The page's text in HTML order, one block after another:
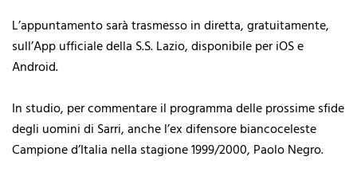
L’appuntamento sarà trasmesso in diretta, gratuitamente,
sull’App ufficiale della S.S. Lazio, disponibile per iOS e
Android.
In studio, per commentare il programma delle prossime sfide
degli uomini di Sarri, anche l’ex difensore biancoceleste
Campione d’Italia nella stagione 1999/2000, Paolo Negro.